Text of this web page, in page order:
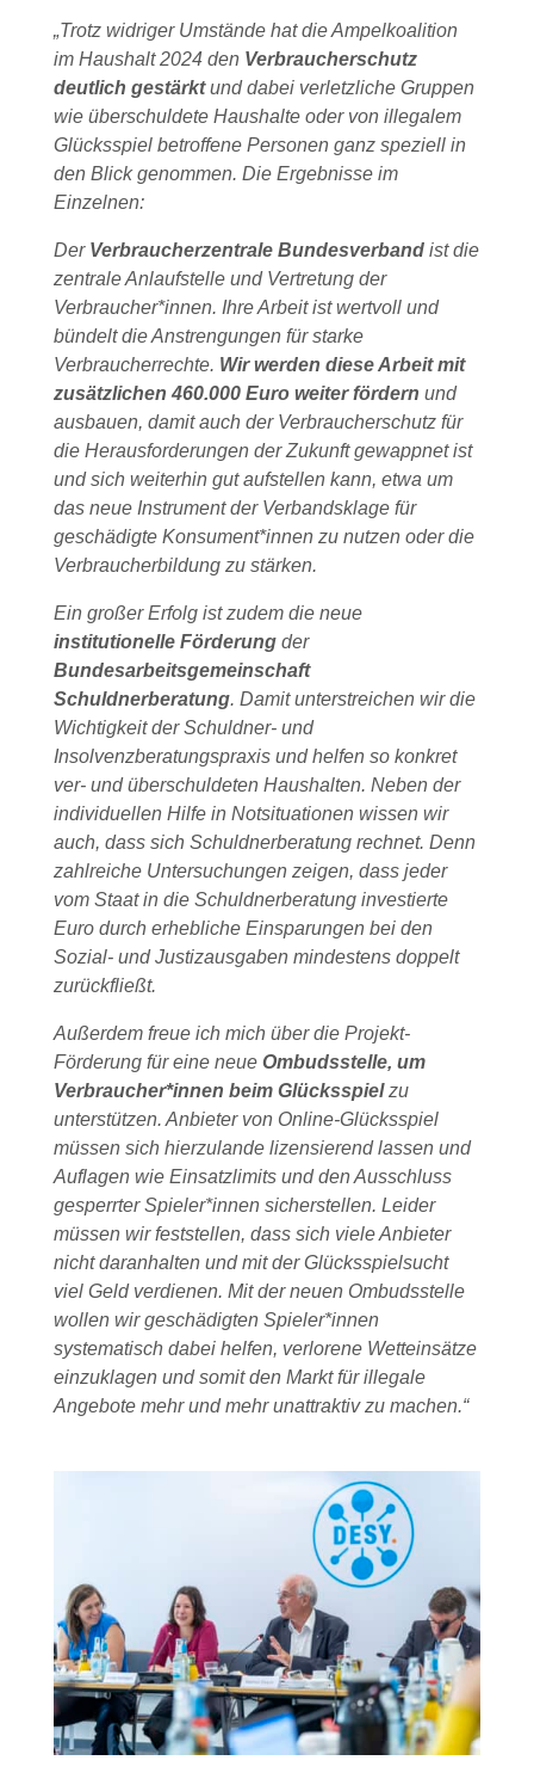
„Trotz widriger Umstände hat die Ampelkoalition
im Haushalt 2024 den Verbraucherschutz
deutlich gestärktund dabei verletzliche Gruppen
wie überschuldete Haushalte oder von illegalem
Glücksspiel betroffene Personen ganz speziell in
den Blick genommen. Die Ergebnisse im
Einzelnen:
Der Verbraucherzentrale Bundesverband ist die
zentrale Anlaufstelle und Vertretung der
Verbraucher*innen. Ihre Arbeit ist wertvoll und
bündelt die Anstrengungen für starke
Verbraucherrechte. Wir werden diese Arbeit mit
zusätzlichen 460.000 Euro weiter fördern und
ausbauen, damit auch der Verbraucherschutz für
die Herausforderungen der Zukunft gewappnet ist
und sich weiterhin gut aufstellen kann, etwa um
das neue Instrument der Verbandsklage für
geschädigte Konsument*innen zu nutzen oder die
Verbraucherbildung zu stärken.
Ein großer Erfolg ist zudem die neue
institutionelle Förderungder
Bundesarbeitsgemeinschaft
Schuldnerberatung. Damit unterstreichen wir die
Wichtigkeit der Schuldner- und
Insolvenzberatungspraxis und helfen so konkret
ver- und überschuldeten Haushalten. Neben der
individuellen Hilfe in Notsituationen wissen wir
auch, dass sich Schuldnerberatung rechnet. Denn
zahlreiche Untersuchungen zeigen, dass jeder
vom Staat in die Schuldnerberatung investierte
Euro durch erhebliche Einsparungen bei den
Sozial- und Justizausgaben mindestens doppelt
zurückfließt.
Außerdem freue ich mich über die Projekt-
Förderung für eine neue Ombudsstelle, um
Verbraucher*innen beim Glücksspielzu
unterstützen. Anbieter von Online-Glücksspiel
müssen sich hierzulande lizensierend lassen und
Auflagen wie Einsatzlimits und den Ausschluss
gesperrter Spieler*innen sicherstellen. Leider
müssen wir feststellen, dass sich viele Anbieter
nicht daranhalten und mit der Glücksspielsucht
viel Geld verdienen. Mit der neuen Ombudsstelle
wollen wir geschädigten Spieler*innen
systematisch dabei helfen, verlorene Wetteinsätze
einzuklagen und somit den Markt für illegale
Angebote mehr und mehr unattraktiv zu machen.“